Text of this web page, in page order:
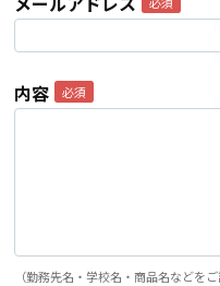
内容
（勤務先名・学校名・商品名などを